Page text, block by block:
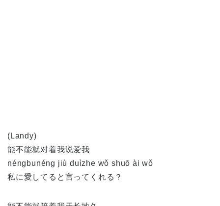
(Landy)
能不能就对着我说爱我
néngbunéng jiù duìzhe wǒ shuō ài wǒ
私に愛してると言ってくれる？